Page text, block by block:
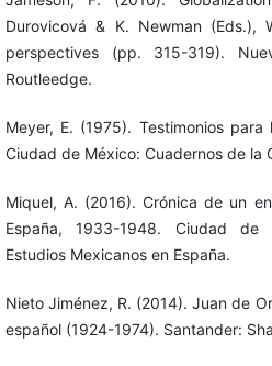
Durovicová & K. Newman (Eds.),
perspectives (pp. 315-319).
Routleedge.
Meyer, E. (1975). Testimonios
Ciudad de México: Cuadernos de la
Miquel, A. (2016). Crónica de un
España, 1933-1948. Ciudad
Estudios Mexicanos en España.
Nieto Jiménez, R. (2014). Juan de
español (1924-1974). Santander: